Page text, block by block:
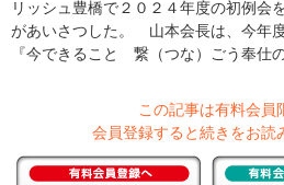
リッシュ豊橋で２０２４年度の初例会
があいさつした。 山本会長は、今年
『今できること 繋（つな）ごう奉仕
この記事は有料会員
会員登録すると続きをお読